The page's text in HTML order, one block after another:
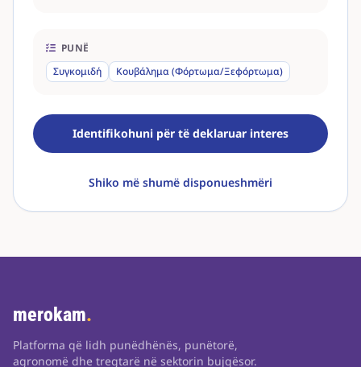
PUNË
Συγκομιδή
Κουβάλημα (Φόρτωμα/Ξεφόρτωμα)
Identifikohuni për të deklaruar interes
Shiko më shumë disponueshmëri
merokam.
Platforma që lidh punëdhënës, punëtorë,
agronomë dhe tregtarë në sektorin bujqësor.